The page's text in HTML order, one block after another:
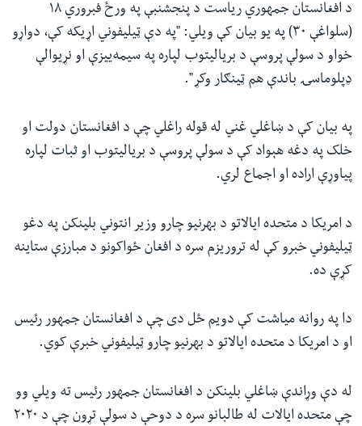
د افغانستان جمهوري ریاست د پنجشنبې په ورځ فبروري ۱۸
(سلواغې ۳۰) په یو بیان کې ویلي: "په دې ټیلیفوني اړیکه کې، دواړو
خواو د سولې پروسې د بریالیتوب لپاره په سیمه‌ییزې او نړیوالې
ډپلوماسۍ باندې هم ټینګار وکړ".
په بیان کې د ښاغلي غني له قوله راغلي چې د افغانستان دولت او
خلک په دغه هېواد کې د سولې پروسې د بریالیتوب او ثبات لپاره
پیاوړې اراده او اجماع لري.
د امریکا د متحده ایالاتو د بهرنیو چارو وزیر انتوني بلینکن په دغو
ټیلیفوني خبرو کې له تروریزم سره د افغان ځواکونو د مبارزې ستاینه
کړې ده.
دا په روانه میاشت کې دویم ځل دی چې د افغانستان جمهور رئيس
او د امریکا د متحده ایالاتو د بهرنیو چارو ټیلیفوني خبرې کوي.
له دې وړاندې ښاغلي بلینکن د افغانستان جمهور رئیس ته ویلي وو
چې متحده ایالات له طالبانو سره د دوحې د سولې تړون چې د ۲۰۲۰